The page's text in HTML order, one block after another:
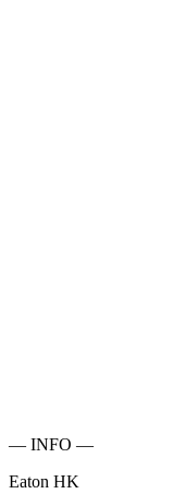
— INFO —
Eaton HK